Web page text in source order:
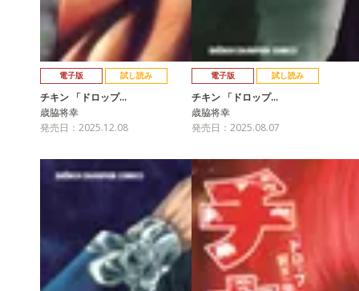
電子版 試し読み
チキン 「ドロップ…
歳脇将幸
発売日：2025.12.08
電子版 試し読み
チキン 「ドロップ…
歳脇将幸
発売日：2025.08.07